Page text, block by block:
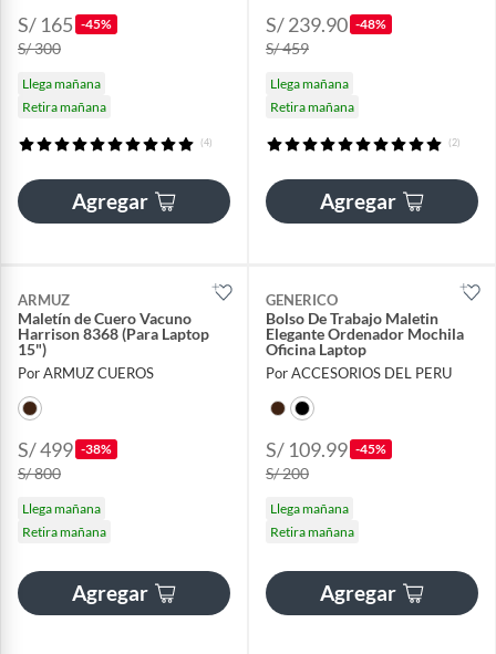
S/ 165 -45%
S/ 300
Llega mañana
Retira mañana
(4)
Agregar
S/ 239.90 -48%
S/ 459
Llega mañana
Retira mañana
(2)
Agregar
ARMUZ
Maletín de Cuero Vacuno
Harrison 8368 (Para Laptop
15")
Por ARMUZ CUEROS
S/ 499 -38%
S/ 800
Llega mañana
Retira mañana
Agregar
GENERICO
Bolso De Trabajo Maletin
Elegante Ordenador Mochila
Oficina Laptop
Por ACCESORIOS DEL PERU
S/ 109.99 -45%
S/ 200
Llega mañana
Retira mañana
Agregar